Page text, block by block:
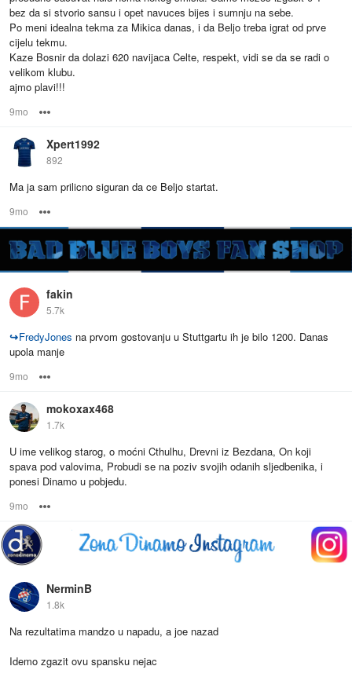
bez da si stvorio sansu i opet navuces bijes i sumnju na sebe.
Po meni idealna tekma za Mikica danas, i da Beljo treba igrat od prve
cijelu tekmu.
Kaze Bosnir da dolazi 620 navijaca Celte, respekt, vidi se da se radi o
velikom klubu.
ajmo plavi!!!
9mo
Xpert1992
892
Ma ja sam prilicno siguran da ce Beljo startat.
9mo
fakin
5.7k
↪FredyJones na prvom gostovanju u Stuttgartu ih je bilo 1200. Danas
upola manje
9mo
mokoxax468
1.7k
U ime velikog starog, o moćni Cthulhu, Drevni iz Bezdana, On koji
spava pod valovima, Probudi se na poziv svojih odanih sljedbenika, i
ponesi Dinamo u pobjedu.
9mo
NerminB
1.8k
Na rezultatima mandzo u napadu, a joe nazad
Idemo zgazit ovu spansku nejac